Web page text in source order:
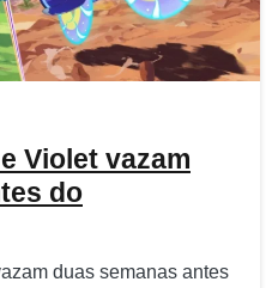
1
Violet vazam
do
duas semanas antes